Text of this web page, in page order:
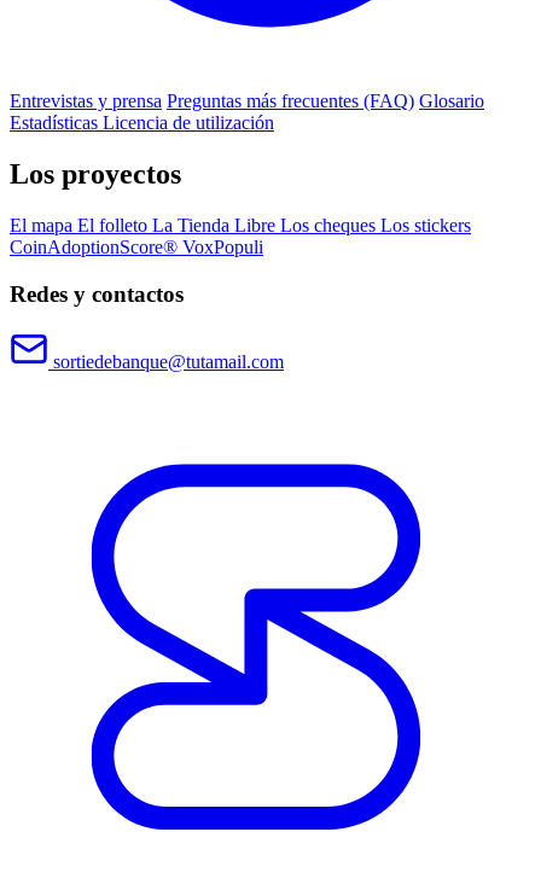
Entrevistas y prensa Preguntas más frecuentes (FAQ) Glosario
Estadísticas Licencia de utilización
Los proyectos
El mapa El folleto La Tienda Libre Los cheques Los stickers
CoinAdoptionScore® VoxPopuli
Redes y contactos
sortiedebanque@tutamail.com